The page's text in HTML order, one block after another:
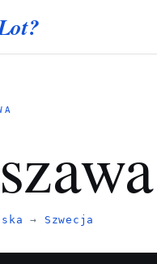
→ Szwecja